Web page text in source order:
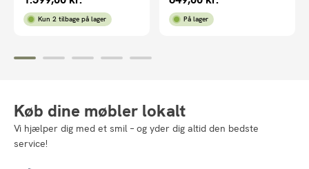
Kun 2 tilbage på lager På lager
Køb dine møbler lokalt
Vi hjælper dig med et smil – og yder dig altid den bedste
service!